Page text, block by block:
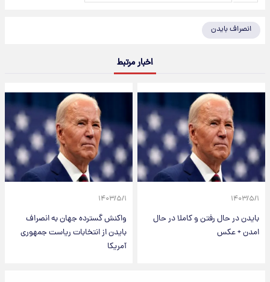
انصراف بایدن
اخبار مرتبط
۱۴۰۳/۵/۱
بایدن در حال رفتن و کاملا در حال
امدن + عکس
۱۴۰۳/۵/۱
واکنش گسترده جهان به انصراف
بایدن از انتخابات ریاست جمهوری
آمریکا